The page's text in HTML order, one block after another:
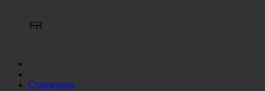
FR
Connexion